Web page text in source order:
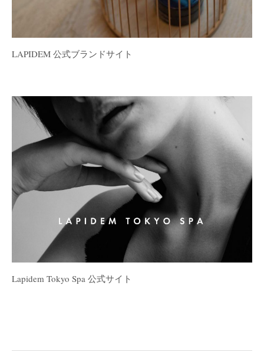
LAPIDEM 公式ブランドサイト
Lapidem Tokyo Spa 公式サイト